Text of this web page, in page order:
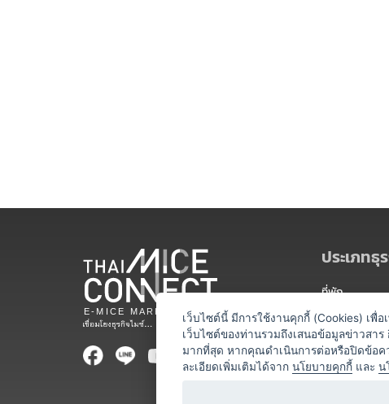
ประเภทธุ
ที่พัก
สถานที่จัดงาน
ท่องเที่ยว / นำ
ออแกไนเซอร์
เว็บไซต์นี้ มีการใช้งานคุกกี้ (Cookies) เพื่
เว็บไซต์ของท่านรวมถึงเสนอข้อมูลข่าวสา
มากที่สุด หากคุณดำเนินการต่อหรือปิดข้อค
ละเอียดเพิ่มเติมได้จาก นโยบายคุกกี้ และ น